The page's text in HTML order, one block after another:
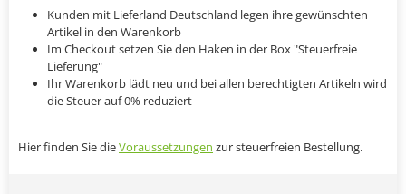
Kunden mit Lieferland Deutschland legen ihre gewünschten
Artikel in den Warenkorb
Im Checkout setzen Sie den Haken in der Box "Steuerfreie
Lieferung"
Ihr Warenkorb lädt neu und bei allen berechtigten Artikeln wird
die Steuer auf 0% reduziert
Hier finden Sie dieVoraussetzungen zur steuerfreien Bestellung.